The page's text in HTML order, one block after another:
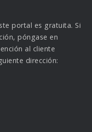
portal es gratuita. Si
póngase en
al cliente
dirección: